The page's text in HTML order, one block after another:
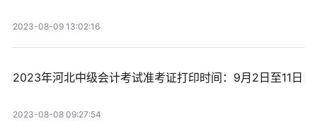
2023-08-09 13:02:16
2023年河北中级会计考试准考证打印时间：9月2日至11日
2023-08-08 09:27:54